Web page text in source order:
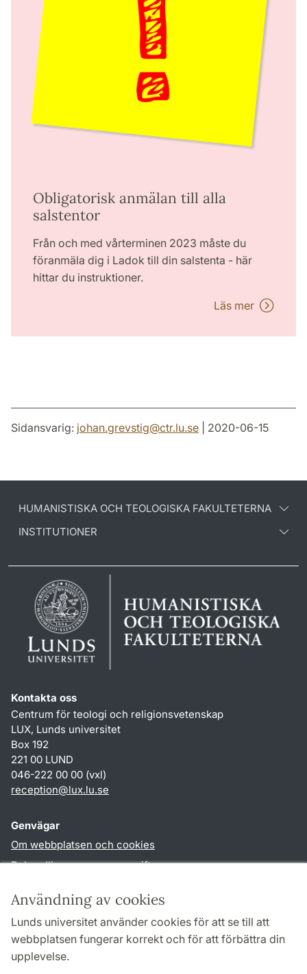
Användning av cookies
Lunds universitet använder cookies för att se till att
webbplatsen fungerar korrekt och för att förbättra din
upplevelse.
Obligatorisk anmälan till alla
salstentor
Från och med vårterminen 2023 måste du
föranmäla dig i Ladok till din salstenta - här
hittar du instruktioner.
Läs mer
Sidansvarig: johan.grevstig@ctr.lu.se | 2020-06-15
HUMANISTISKA OCH TEOLOGISKA FAKULTETERNA
INSTITUTIONER
Kontakta oss
Centrum för teologi och religionsvetenskap
LUX, Lunds universitet
Box 192
221 00 LUND
046-222 00 00 (vxl)
reception@lux.lu.se
Genvägar
Om webbplatsen och cookies
Behandling av personuppgifter
TYPO3-login
Följ oss i sociala medier